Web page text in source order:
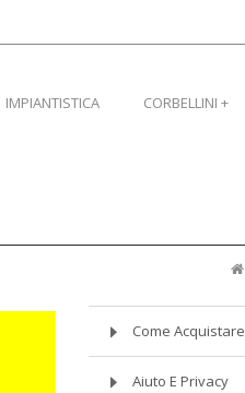
IMPIANTISTICA CORBELLINI +
Acquista Online
Come Acquistare
Aiuto E Privacy